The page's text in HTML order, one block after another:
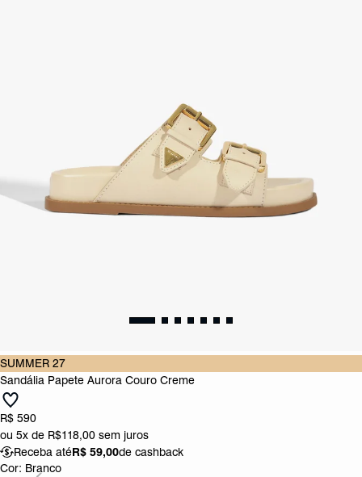
SUMMER 27
Sandália Papete Aurora Couro Creme
R$ 590
ou 5x de R$118,00 sem juros
Receba atéR$ 59,00de cashback
Cor: Branco